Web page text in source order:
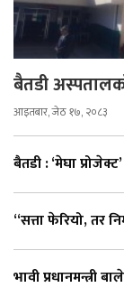
बैतडी
आइतबार, जेठ १७, २०८३
बैतडी : ‘मेघा
“सत्ता फेरियो, तर
भावी प्रधानमन्त्री